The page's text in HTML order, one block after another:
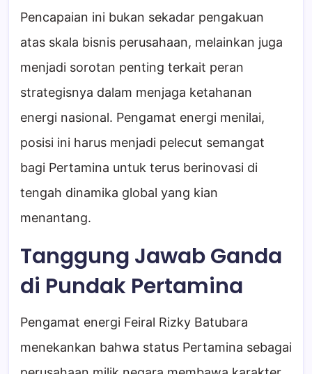
Pencapaian ini bukan sekadar pengakuan
atas skala bisnis perusahaan, melainkan juga
menjadi sorotan penting terkait peran
strategisnya dalam menjaga ketahanan
energi nasional. Pengamat energi menilai,
posisi ini harus menjadi pelecut semangat
bagi Pertamina untuk terus berinovasi di
tengah dinamika global yang kian
menantang.
Tanggung Jawab Ganda
di Pundak Pertamina
Pengamat energi Feiral Rizky Batubara
menekankan bahwa status Pertamina sebagai